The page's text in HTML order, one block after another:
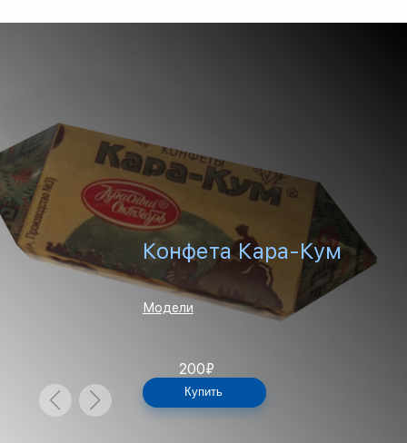
Конфета Кара-Кум
Модели
200₽
Купить